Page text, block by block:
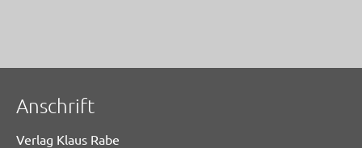
Anschrift
Verlag Klaus Rabe